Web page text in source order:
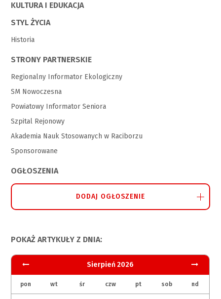
KULTURA I EDUKACJA
STYL ŻYCIA
Historia
STRONY PARTNERSKIE
Regionalny Informator Ekologiczny
SM Nowoczesna
Powiatowy Informator Seniora
Szpital Rejonowy
Akademia Nauk Stosowanych w Raciborzu
Sponsorowane
OGŁOSZENIA
DODAJ OGŁOSZENIE
POKAŻ ARTYKUŁY Z DNIA:
Sierpień 2026
pon wt śr czw pt sob nd